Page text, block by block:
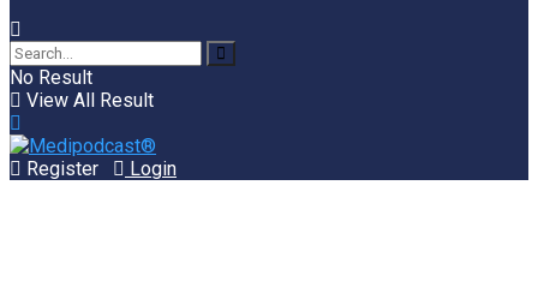
No Result
View All Result
Register Login